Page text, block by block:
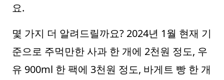
요.
몇 가지 더 알려드릴까요? 2024년 1월 현재 기
준으로 주먹만한 사과 한 개에 2천원 정도, 우
유 900ml 한 팩에 3천원 정도, 바게트 빵 한 개